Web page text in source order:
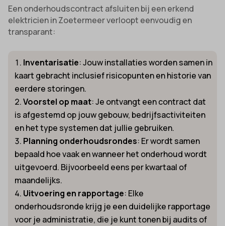
Een onderhoudscontract afsluiten bij een erkend
elektricien in Zoetermeer verloopt eenvoudig en
transparant:
Inventarisatie: Jouw installaties worden samen in
kaart gebracht inclusief risicopunten en historie van
eerdere storingen.
Voorstel op maat: Je ontvangt een contract dat
is afgestemd op jouw gebouw, bedrijfsactiviteiten
en het type systemen dat jullie gebruiken.
Planning onderhoudsrondes: Er wordt samen
bepaald hoe vaak en wanneer het onderhoud wordt
uitgevoerd. Bijvoorbeeld eens per kwartaal of
maandelijks.
Uitvoering en rapportage: Elke
onderhoudsronde krijg je een duidelijke rapportage
voor je administratie, die je kunt tonen bij audits of